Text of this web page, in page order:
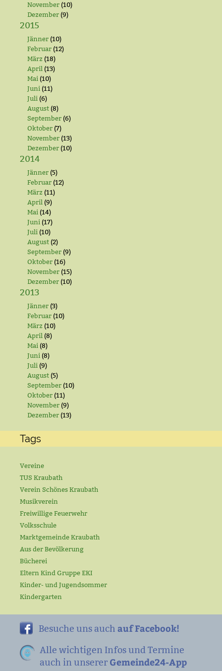
November (10)
Dezember (9)
2015
Jänner (10)
Februar (12)
März (18)
April (13)
Mai (10)
Juni (11)
Juli (6)
August (8)
September (6)
Oktober (7)
November (13)
Dezember (10)
2014
Jänner (5)
Februar (12)
März (11)
April (9)
Mai (14)
Juni (17)
Juli (10)
August (2)
September (9)
Oktober (16)
November (15)
Dezember (10)
2013
Jänner (3)
Februar (10)
März (10)
April (8)
Mai (8)
Juni (8)
Juli (9)
August (5)
September (10)
Oktober (11)
November (9)
Dezember (13)
Tags
Vereine
TUS Kraubath
Verein Schönes Kraubath
Musikverein
Freiwillige Feuerwehr
Volksschule
Marktgemeinde Kraubath
Aus der Bevölkerung
Bücherei
Eltern Kind Gruppe EKI
Kinder- und Jugendsommer
Kindergarten
Besuche uns auch auf Facebook!
Alle wichtigen Infos und Termine
auch in unserer Gemeinde24-App